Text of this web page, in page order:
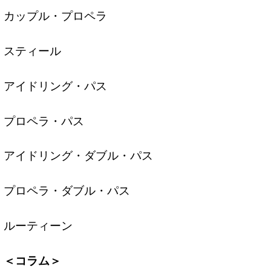
カップル・プロペラ
スティール
アイドリング・パス
プロペラ・パス
アイドリング・ダブル・パス
プロペラ・ダブル・パス
ルーティーン
＜コラム＞